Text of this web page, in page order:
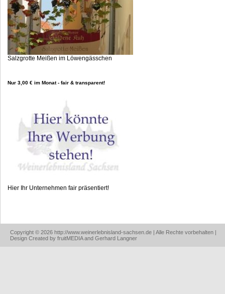
Salzgrotte Meißen im Löwengässchen
Nur 3,00 € im Monat - fair & transparent!
Hier Ihr Unternehmen fair präsentiert!
Copyright © 2026 http://www.weinerlebnisland-sachsen.de | Alle Rechte vorbehalten |
Design Created by fruitMEDIA and Gerhard Langner